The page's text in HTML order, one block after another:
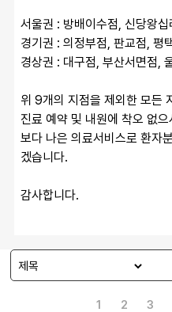
서울권 : 방배이수점, 신당왕
경기권 : 의정부점, 판교점, 평
경상권 : 대구점, 부산서면점,
위 9개의 지점을 제외한 모든
진료 예약 및 내원에 착오 없
보다 나은 의료서비스로 환자
겠습니다.
감사합니다.
1 2 3